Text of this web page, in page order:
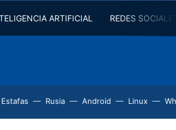
ARTIFICIAL REDES
Estafas Rusia Android Linux